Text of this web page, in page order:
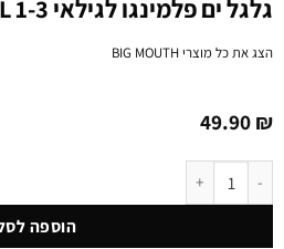
גלגל ים פלמינגו לגילאי 1-3 PINK FLAMINGO LIL
הצג את כל מוצריBIG MOUTH
49.90₪
כמות של גלגל ים פלמינגו לגילאי 1-3 PINK FLAMINGO LIL
הוספה לסל